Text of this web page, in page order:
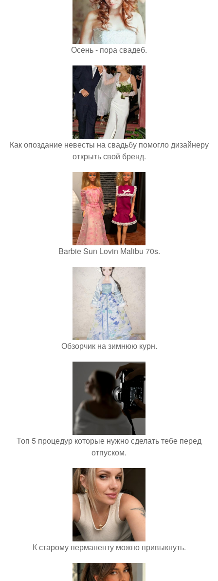
Осень - пора свадеб.
Как опоздание невесты на свадьбу помогло дизайнеру
открыть свой бренд.
Barbie Sun Lovin Malibu 70s.
Обзорчик на зимнюю курн.
Топ 5 процедур которые нужно сделать тебе перед
отпуском.
К старому перманенту можно привыкнуть.